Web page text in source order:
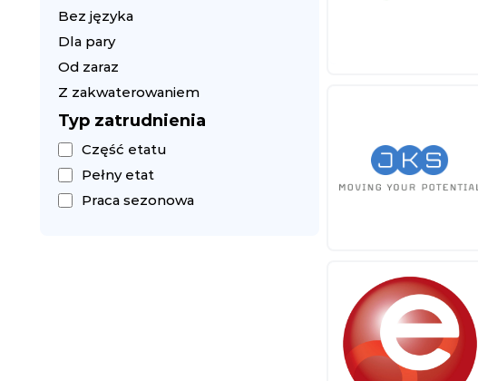
Bez języka
Dla pary
Od zaraz
Z zakwaterowaniem
Typ zatrudnienia
Część etatu
Pełny etat
Praca sezonowa